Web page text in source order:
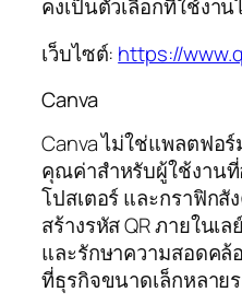
คงเป็นตัวเลือกที่ใช้งา
เว็บไซต์: https://
Canva
Canva ไม่ใช่แพลตฟอร์
คุณค่าสำหรับผู้ใช้งาน
โปสเตอร์ และกราฟิก
สร้างรหัส QR ภายในเ
และรักษาความสอดคล้
ที่ธุรกิจขนาดเล็กหลาย